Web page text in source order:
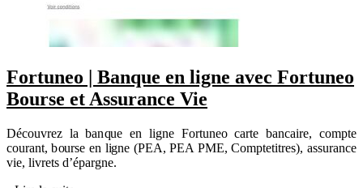
Fortuneo | Banque en ligne avec Fortuneo
Bourse et Assurance Vie
Découvrez la banque en ligne Fortuneo carte bancaire, compte
courant, bourse en ligne (PEA, PEA PME, Comptetitres), assurance
vie, livrets d’épargne.